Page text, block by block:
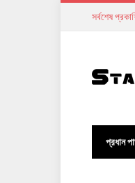
সর্বশেষ
প্রধান